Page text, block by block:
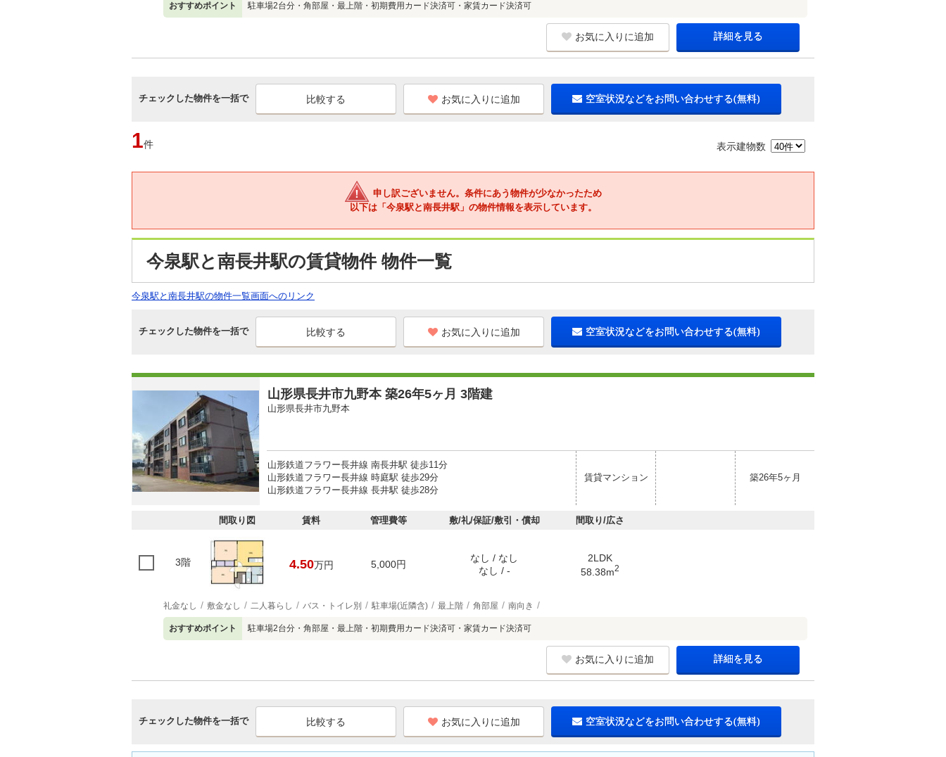
おすすめポイント 駐車場2台分・角部屋・最上階・初期費用カード決済可・家賃カード決済可
お気に入りに追加 詳細を見る
チェックした物件を一括で お気に入りに追加 空室状況などをお問い合わせする(無料)
1件 表示建物数
申し訳ございません。条件にあう物件が少なかったため
以下は「今泉駅と南長井駅」の物件情報を表示しています。
今泉駅と南長井駅の賃貸物件 物件一覧
今泉駅と南長井駅の物件一覧画面へのリンク
チェックした物件を一括で お気に入りに追加 空室状況などをお問い合わせする(無料)
山形県長井市九野本 築26年5ヶ月 3階建
山形県長井市九野本
山形鉄道フラワー長井線 南長井駅 徒歩11分
山形鉄道フラワー長井線 時庭駅 徒歩29分
山形鉄道フラワー長井線 長井駅 徒歩28分
賃貸マンション 築26年5ヶ月
間取り図 賃料 管理費等 敷/礼/保証/敷引・償却 間取り/広さ
3階 4.50万円 5,000円
なし / なし
なし / -
2LDK
58.38m2
礼金なし 敷金なし 二人暮らし バス・トイレ別 駐車場(近隣含) 最上階 角部屋 南向き
おすすめポイント 駐車場2台分・角部屋・最上階・初期費用カード決済可・家賃カード決済可
お気に入りに追加 詳細を見る
チェックした物件を一括で お気に入りに追加 空室状況などをお問い合わせする(無料)